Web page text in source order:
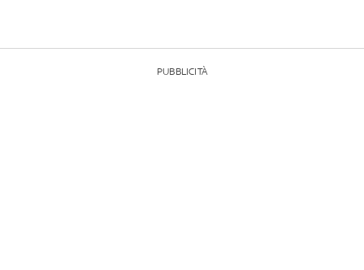
PUBBLICITÀ